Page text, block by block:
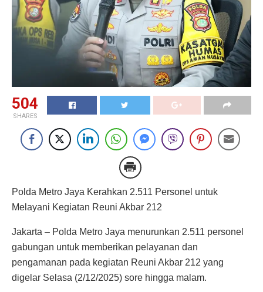
504
SHARES
Polda Metro Jaya Kerahkan 2.511 Personel untuk
Melayani Kegiatan Reuni Akbar 212
Jakarta – Polda Metro Jaya menurunkan 2.511 personel
gabungan untuk memberikan pelayanan dan
pengamanan pada kegiatan Reuni Akbar 212 yang
digelar Selasa (2/12/2025) sore hingga malam.